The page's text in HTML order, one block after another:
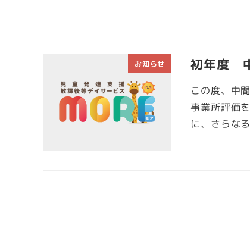
お知らせ 初年度
この度、中
事業所評価
に、さらな